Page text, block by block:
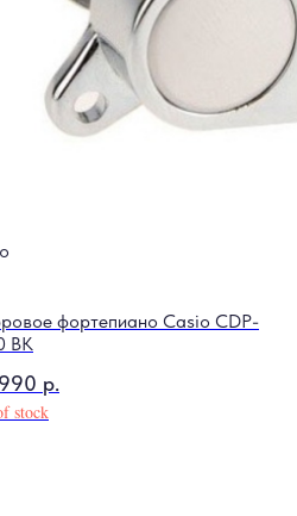
фортепиано Casio CDP-
BK
р.
stock